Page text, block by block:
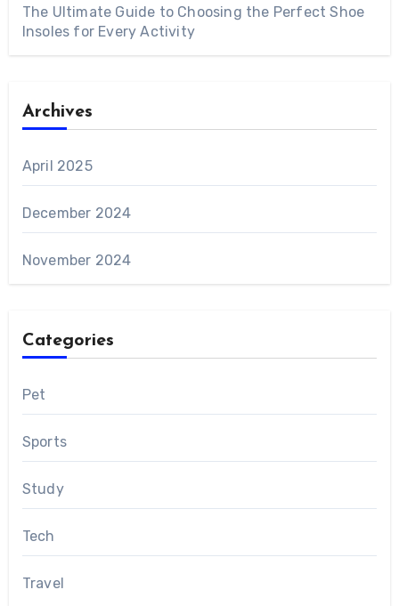
The Ultimate Guide to Choosing the Perfect Shoe
Insoles for Every Activity
Archives
April 2025
December 2024
November 2024
Categories
Pet
Sports
Study
Tech
Travel